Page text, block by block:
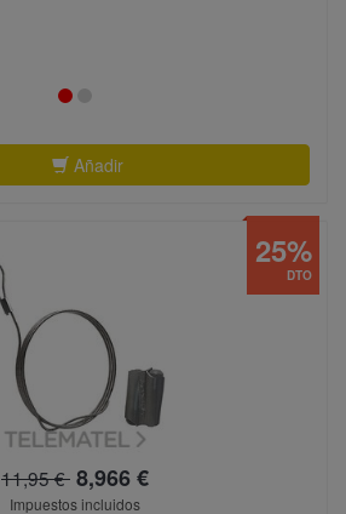
Añadir
11,95 € 8,966 €
Impuestos incluidos
DTO
25%